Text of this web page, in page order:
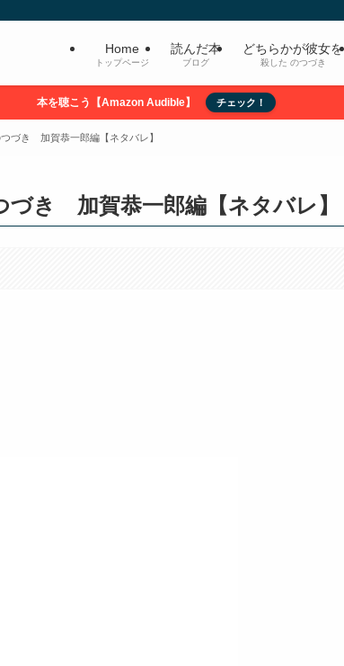
Home
トップページ
読んだ本
ブログ
どちらかが彼女を
殺した のつづき
本を聴こう【Amazon Audible】 チェック！
づき 加賀恭一郎編【ネタバレ】
き 加賀恭一郎編【ネタバレ】